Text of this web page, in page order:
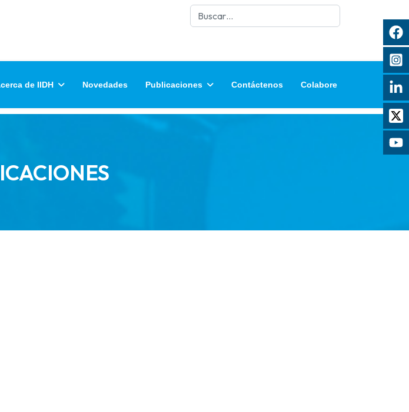
Buscar
de IIDH Novedades Publicaciones Contáctenos Colabore